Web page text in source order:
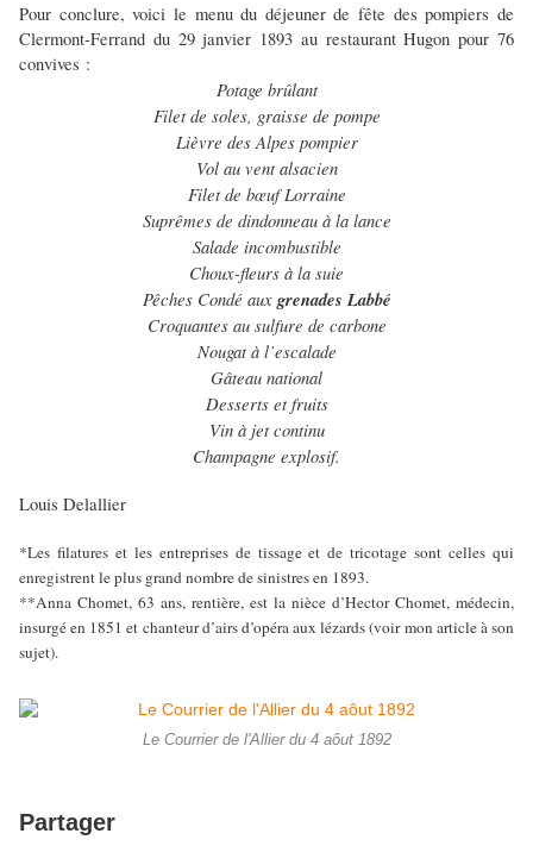
Pour conclure, voici le menu du déjeuner de fête des pompiers de
Clermont-Ferrand du 29 janvier 1893 au restaurant Hugon pour 76
convives :
Potage brûlant
Filet de soles, graisse de pompe
Lièvre des Alpes pompier
Vol au vent alsacien
Filet de bœuf Lorraine
Suprêmes de dindonneau à la lance
Salade incombustible
Choux-fleurs à la suie
Pêches Condé aux grenades Labbé
Croquantes au sulfure de carbone
Nougat à l’escalade
Gâteau national
Desserts et fruits
Vin à jet continu
Champagne explosif.
Louis Delallier
*Les filatures et les entreprises de tissage et de tricotage sont celles qui
enregistrent le plus grand nombre de sinistres en 1893.
**Anna Chomet, 63 ans, rentière, est la nièce d’Hector Chomet, médecin,
insurgé en 1851 et chanteur d’airs d’opéra aux lézards (voir mon article à son
sujet).
Le Courrier de l'Allier du 4 aôut 1892
Partager